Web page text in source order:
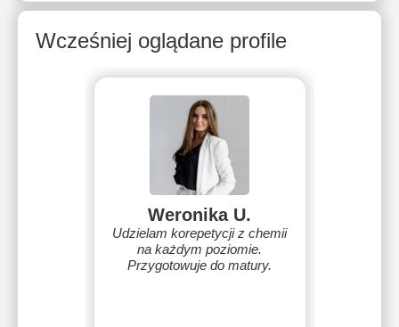
Wcześniej oglądane profile
Weronika U.
Udzielam korepetycji z chemii
na każdym poziomie.
Przygotowuje do matury.